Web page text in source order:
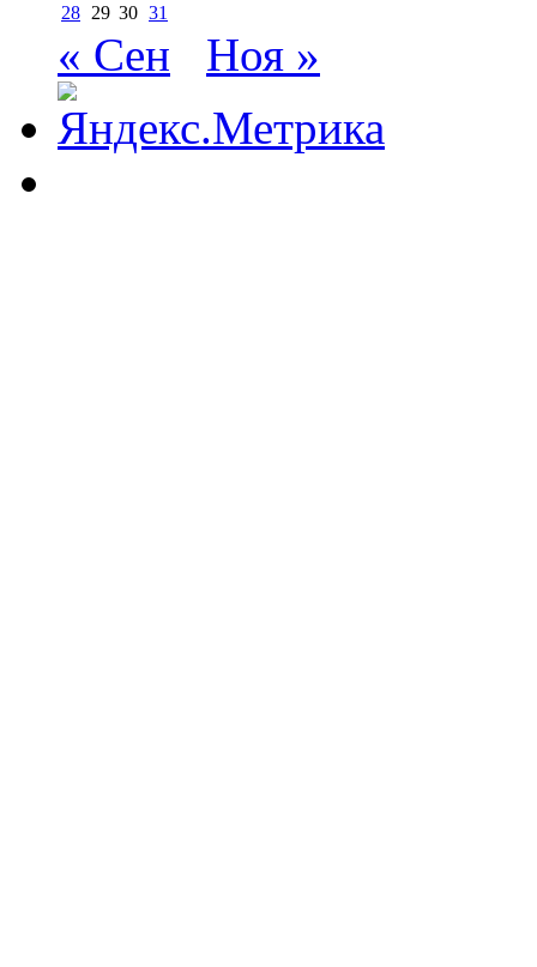
28 29 30 31
« Сен Ноя »